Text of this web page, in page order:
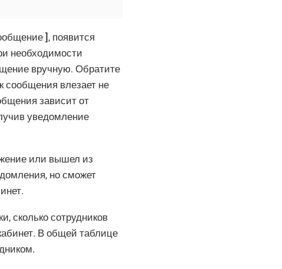
, появится
необходимости
вручную. Обратите
сообщения влезает не
зависит от
уведомление
или вышел из
но сможет
сколько сотрудников
В общей таблице